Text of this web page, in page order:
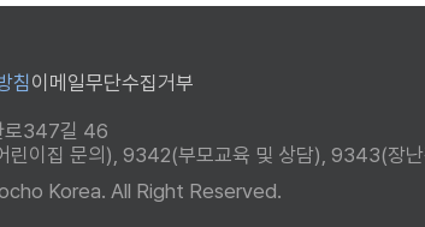
침 이메일무단수집거부
로347길 46
이집 문의), 9342(부모교육 및 상담), 9343(장
Korea. All Right Reserved.